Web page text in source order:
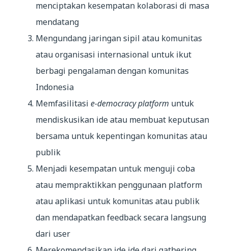
menciptakan kesempatan kolaborasi di masa
mendatang
Mengundang jaringan sipil atau komunitas
atau organisasi internasional untuk ikut
berbagi pengalaman dengan komunitas
Indonesia
Memfasilitasi e-democracy platform untuk
mendiskusikan ide atau membuat keputusan
bersama untuk kepentingan komunitas atau
publik
Menjadi kesempatan untuk menguji coba
atau mempraktikkan penggunaan platform
atau aplikasi untuk komunitas atau publik
dan mendapatkan feedback secara langsung
dari user